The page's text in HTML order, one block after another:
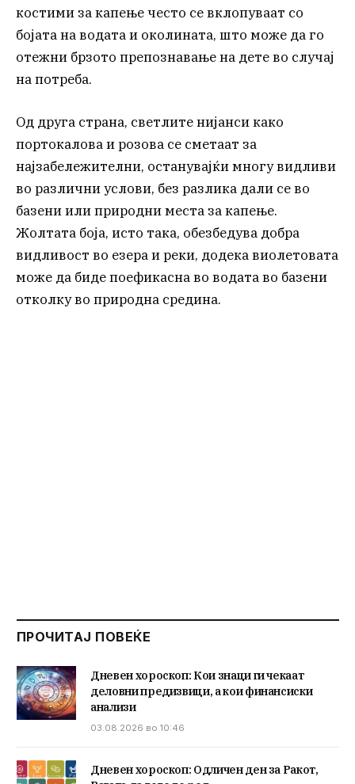
костими за капење често се вклопуваат со
бојата на водата и околината, што може да го
отежни брзото препознавање на дете во случај
на потреба.
Од друга страна, светлите нијанси како
портокалова и розова се сметаат за
најзабележителни, останувајќи многу видливи
во различни услови, без разлика дали се во
базени или природни места за капење.
Жолтата боја, исто така, обезбедува добра
видливост во езера и реки, додека виолетовата
може да биде поефикасна во водата во базени
отколку во природна средина.
ПРОЧИТАЈ ПОВЕЌЕ
Дневен хороскоп: Кои знаци ги чекаат
деловни предизвици, а кои финансиски
анализи
03.08.2026 во 10:46
Дневен хороскоп: Одличен ден за Ракот,